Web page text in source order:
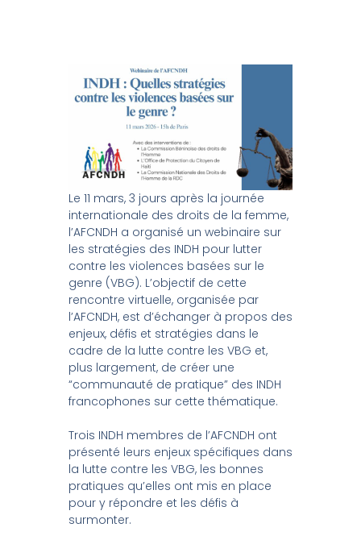
Le 11 mars, 3 jours après la journée
internationale des droits de la femme,
l’AFCNDH a organisé un webinaire sur
les stratégies des INDH pour lutter
contre les violences basées sur le
genre (VBG). L’objectif de cette
rencontre virtuelle, organisée par
l’AFCNDH, est d’échanger à propos des
enjeux, défis et stratégies dans le
cadre de la lutte contre les VBG et,
plus largement, de créer une
“communauté de pratique” des INDH
francophones sur cette thématique.
Trois INDH membres de l’AFCNDH ont
présenté leurs enjeux spécifiques dans
la lutte contre les VBG, les bonnes
pratiques qu’elles ont mis en place
pour y répondre et les défis à
surmonter.